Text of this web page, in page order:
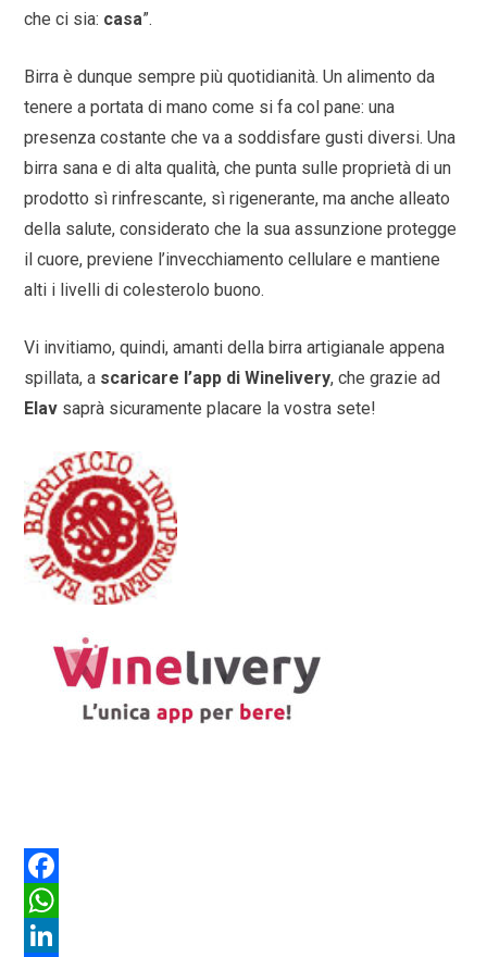
che ci sia: casa”.
Birra è dunque sempre più quotidianità. Un alimento da
tenere a portata di mano come si fa col pane: una
presenza costante che va a soddisfare gusti diversi. Una
birra sana e di alta qualità, che punta sulle proprietà di un
prodotto sì rinfrescante, sì rigenerante, ma anche alleato
della salute, considerato che la sua assunzione protegge
il cuore, previene l’invecchiamento cellulare e mantiene
alti i livelli di colesterolo buono.
Vi invitiamo, quindi, amanti della birra artigianale appena
spillata, a scaricare l’app di Winelivery, che grazie ad
Elav saprà sicuramente placare la vostra sete!
F
aW